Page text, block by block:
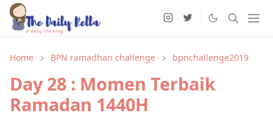
Home BPN ramadhan challenge bpnchallenge2019
Day 28 : Momen Terbaik
Ramadan 1440H